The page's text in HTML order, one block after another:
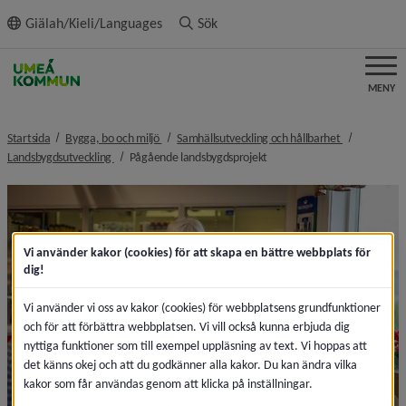
innehållet
Giälah/Kieli/Languages Sök
MENY
Startsida Bygga, bo och miljö nivå i brödsmulenavigeringen
Samhällsutveckling och hållbarhet nivå i
Landsbygdsutveckling nivå i brödsmulenavigeringen
Pågående landsbygdsprojektnivå i
Vi använder kakor (cookies) för att skapa en bättre webbplats för
dig!
Vi använder vi oss av kakor (cookies) för webbplatsens grundfunktioner
och för att förbättra webbplatsen. Vi vill också kunna erbjuda dig
nyttiga funktioner som till exempel uppläsning av text. Vi hoppas att
det känns okej och att du godkänner alla kakor. Du kan ändra vilka
kakor som får användas genom att klicka på inställningar.